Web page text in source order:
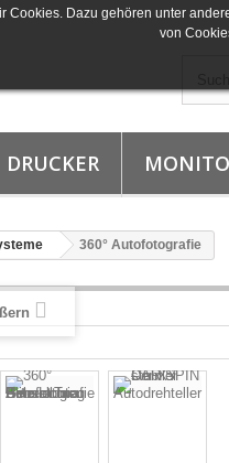
DRUCKER
Dazu gehören unter
von
360° Autofotografie